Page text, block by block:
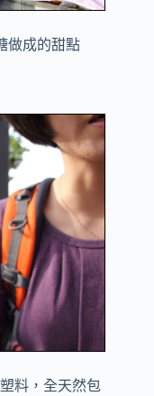
做成的甜點
料，全天然包